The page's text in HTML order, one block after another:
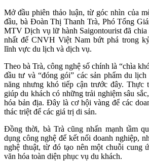
Mở đầu phiên thảo luận, từ góc nhìn của
đầu, bà Đoàn Thị Thanh Trà, Phó Tổng
MTV Dịch vụ lữ hành Saigontourist đã chia
nhất để CNVH Việt Nam bứt phá trong
lĩnh vực du lịch và dịch vụ.
Theo bà Trà, công nghệ số chính là “chìa
đầu tư và “đóng gói” các sản phẩm du
năng nhưng khó tiếp cận trước đây. Thực
giúp du khách có những trải nghiệm sâu
hóa bản địa. Đây là cơ hội vàng để các
thác triệt để các giá trị di sản.
Đồng thời, bà Trà cũng nhấn mạnh tầm
dụng công nghệ để kết nối doanh nghiệp,
nghệ thuật, từ đó tạo nên một chuỗi cung
văn hóa toàn diện phục vụ du khách.